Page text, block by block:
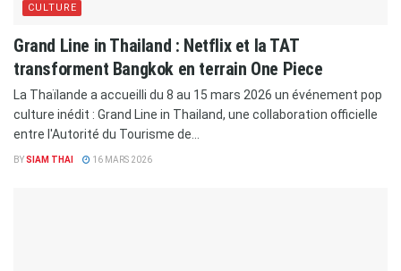
CULTURE
Grand Line in Thailand : Netflix et la TAT
transforment Bangkok en terrain One Piece
La Thaïlande a accueilli du 8 au 15 mars 2026 un événement pop
culture inédit : Grand Line in Thailand, une collaboration officielle
entre l'Autorité du Tourisme de...
BYSIAM THAI 16 MARS 2026